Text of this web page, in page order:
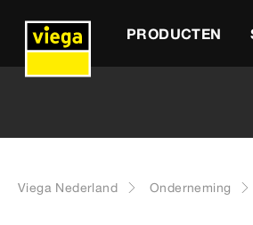
PRODUCTEN
Viega Nederland Onderneming